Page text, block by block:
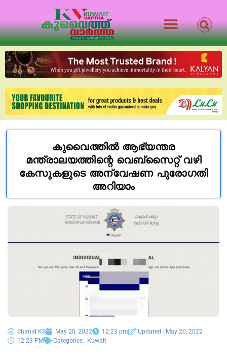
കുവൈത്തിൽ ആഭ്യന്തര
മന്ത്രാലയത്തിന്റെ വെബ്സൈറ്റ് വഴി
കേസുകളുടെ അന്വേഷണ പുരോഗതി
അറിയാം
Shanid KS May 20, 2022 12:23 pm
Updated : May 20, 2022
12:23 PM
Categories : Kuwait